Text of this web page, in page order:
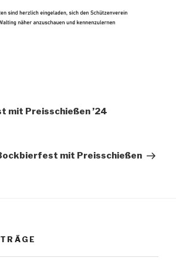
mit Preisschießen ’24
mit Preisschießen